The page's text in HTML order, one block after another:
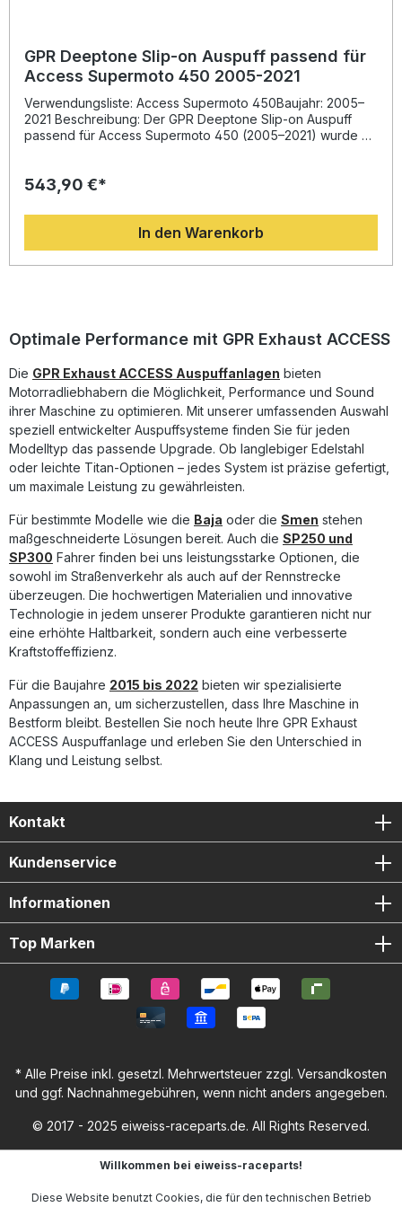
GPR Deeptone Slip-on Auspuff passend für
Access Supermoto 450 2005-2021
Verwendungsliste: Access Supermoto 450Baujahr: 2005–
2021 Beschreibung: Der GPR Deeptone Slip-on Auspuff
passend für Access Supermoto 450 (2005–2021) wurde mit
dieses System für eine spürbare Steigerung von
Gewichtsreduktion im Vergleich zur Serienanlage. Das
Ergebnis ist ein dynamischeres Fahrgefühl, ein markanter,
tiefer Sound und eine hochwertige Verarbeitung – alles
„Made in Italy“.Mit seiner straßenzugelassenen Bauweise
optimale Ergebnisse wird die Installation in einer
Fachwerkstatt empfohlen. Der Hersteller ist DIN-zertifiziert
Produktqualität. Homologierte Slip-on Anlage inklusive
herausnehmbarem DB-Killer Deutliche Gewichtsersparnis
gegenüber Seriensystemen Spürbarer Leistungs- und
Drehmomentzuwachs Hochwertige italienische Fertigung
mit exzellentem Klangbild Einfache Plug & Play Installation
inklusive benötigter Halterungen Lieferumfang: GPR
Deeptone Slip-on Auspuff Verbindungsrohr (Link Pipe)
Herausnehmbarer DB-Killer Fahrzeugspezifische
543,90 €*
In den Warenkorb
Optimale Performance mit GPR Exhaust ACCESS
Die GPR Exhaust ACCESS Auspuffanlagen bieten
Motorradliebhabern die Möglichkeit, Performance und Sound
ihrer Maschine zu optimieren. Mit unserer umfassenden Auswahl
speziell entwickelter Auspuffsysteme finden Sie für jeden
Modelltyp das passende Upgrade. Ob langlebiger Edelstahl
oder leichte Titan-Optionen – jedes System ist präzise gefertigt,
um maximale Leistung zu gewährleisten.
Für bestimmte Modelle wie die Baja oder die Smen stehen
maßgeschneiderte Lösungen bereit. Auch die SP250 und
SP300 Fahrer finden bei uns leistungsstarke Optionen, die
sowohl im Straßenverkehr als auch auf der Rennstrecke
überzeugen. Die hochwertigen Materialien und innovative
Technologie in jedem unserer Produkte garantieren nicht nur
eine erhöhte Haltbarkeit, sondern auch eine verbesserte
Kraftstoffeffizienz.
Für die Baujahre 2015 bis 2022 bieten wir spezialisierte
Anpassungen an, um sicherzustellen, dass Ihre Maschine in
Bestform bleibt. Bestellen Sie noch heute Ihre GPR Exhaust
ACCESS Auspuffanlage und erleben Sie den Unterschied in
Klang und Leistung selbst.
Kontakt
Kundenservice
Informationen
Top Marken
* Alle Preise inkl. gesetzl. Mehrwertsteuer zzgl. Versandkosten
und ggf. Nachnahmegebühren, wenn nicht anders angegeben.
© 2017 - 2025 eiweiss-raceparts.de. All Rights Reserved.
Willkommen bei eiweiss-raceparts!
Diese Website benutzt Cookies, die für den technischen Betrieb